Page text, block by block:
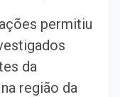
permitiu
da
região da